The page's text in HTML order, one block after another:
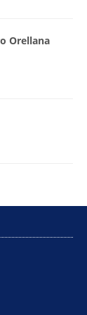
Orellana